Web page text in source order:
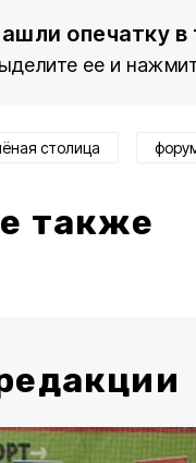
опечатку в
ее и
столица
также